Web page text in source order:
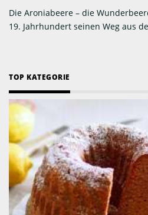
Die Aroniabeere – die
19. Jahrhundert seinen Weg aus
TOP KATEGORIE